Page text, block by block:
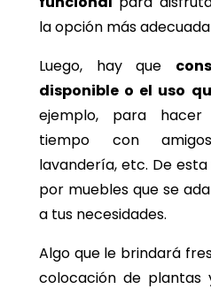
la opción más
Luego, hay que
disponible o el uso
ejemplo, para
tiempo con
lavandería, etc. De
por muebles que se
a tus necesidades.
Algo que le brindará
colocación de plantas